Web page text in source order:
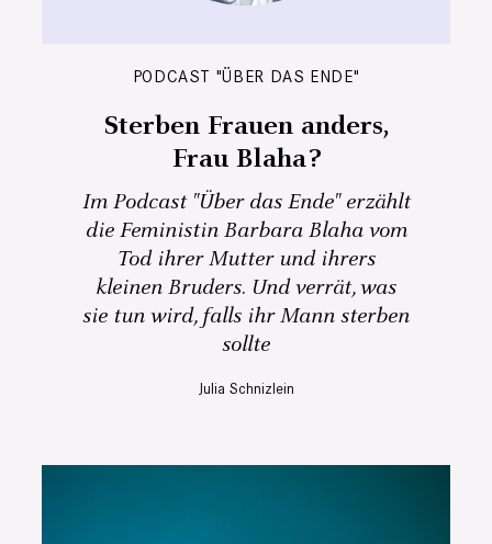
PODCAST "ÜBER DAS ENDE"
Sterben Frauen anders,
Frau Blaha?
Im Podcast "Über das Ende" erzählt
die Feministin Barbara Blaha vom
Tod ihrer Mutter und ihrers
kleinen Bruders. Und verrät, was
sie tun wird, falls ihr Mann sterben
sollte
Julia Schnizlein